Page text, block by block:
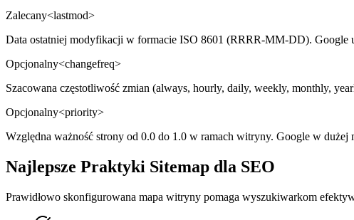
Zalecany<lastmod>
Data ostatniej modyfikacji w formacie ISO 8601 (RRRR-MM-DD). Google
Opcjonalny<changefreq>
Szacowana częstotliwość zmian (always, hourly, daily, weekly, monthly,
Opcjonalny<priority>
Względna ważność strony od 0.0 do 1.0 w ramach witryny. Google w dużej
Najlepsze Praktyki Sitemap dla SEO
Prawidłowo skonfigurowana mapa witryny pomaga wyszukiwarkom